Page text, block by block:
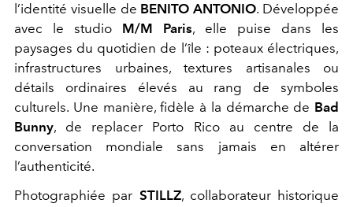
l’identité visuelle de BENITO ANTONIO. Développée
avec le studio M/M Paris, elle puise dans les
paysages du quotidien de l’île : poteaux électriques,
infrastructures urbaines, textures artisanales ou
détails ordinaires élevés au rang de symboles
culturels. Une manière, fidèle à la démarche de Bad
Bunny, de replacer Porto Rico au centre de la
conversation mondiale sans jamais en altérer
l’authenticité.
Photographiée par STILLZ, collaborateur historique